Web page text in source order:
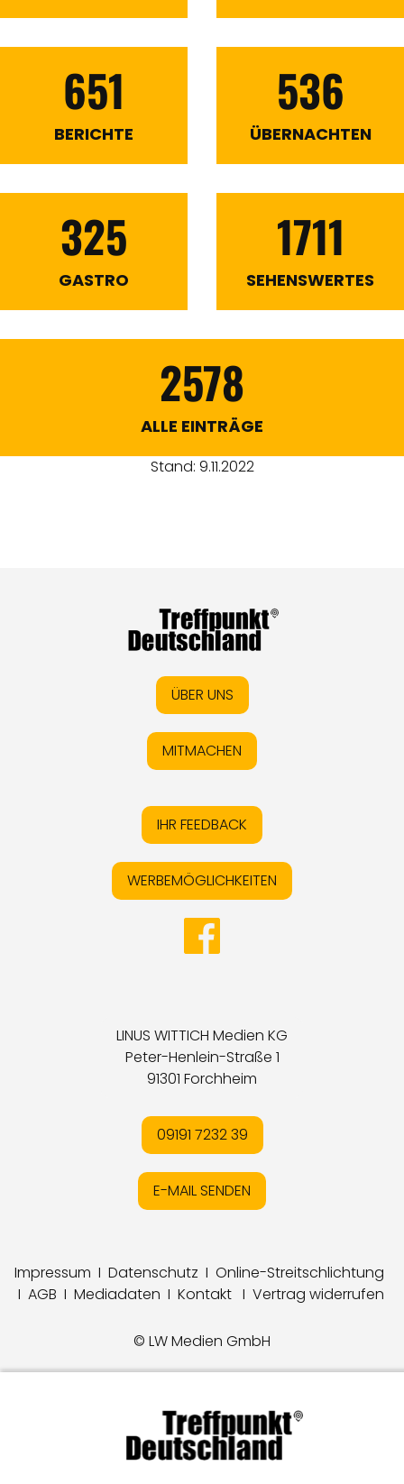
651
BERICHTE
536
ÜBERNACHTEN
325
GASTRO
1711
SEHENSWERTES
2578
ALLE EINTRÄGE
Stand: 9.11.2022
ÜBER UNS
MITMACHEN
IHR FEEDBACK
WERBEMÖGLICHKEITEN
LINUS WITTICH Medien KG
Peter-Henlein-Straße 1
91301 Forchheim
09191 7232 39
E-MAIL SENDEN
Impressum I Datenschutz I Online-Streitschlichtung
I AGB I Mediadaten I Kontakt I Vertrag widerrufen
© LW Medien GmbH